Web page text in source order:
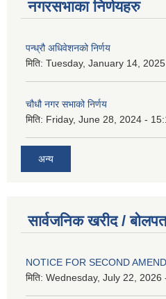
नगरसभाका निर्णयहरु
पन्ध्रौ अधिवेशनको निर्णय
मिति: Tuesday, January 14,
चौधौ नगर सभाको निर्णय
मिति: Friday, June 28, 2024 -
अन्य
सार्वजनिक खरीद /
NOTICE FOR SECOND
मिति: Wednesday, July 22, 2026